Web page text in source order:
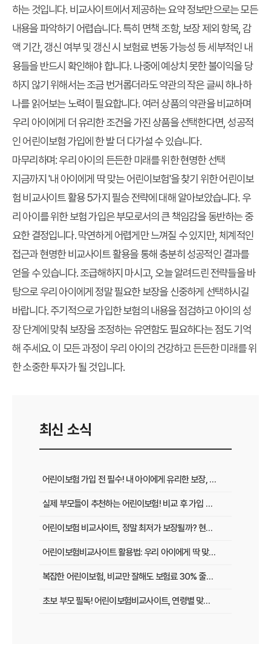
하는 것입니다. 비교사이트에서 제공하는 요약 정보만으로는 모든
내용을 파악하기 어렵습니다. 특히 면책 조항, 보장 제외 항목, 감
액 기간, 갱신 여부 및 갱신 시 보험료 변동 가능성 등 세부적인 내
용들을 반드시 확인해야 합니다. 나중에 예상치 못한 불이익을 당
하지 않기 위해서는 조금 번거롭더라도 약관의 작은 글씨 하나하
나를 읽어보는 노력이 필요합니다. 여러 상품의 약관을 비교하며
우리 아이에게 더 유리한 조건을 가진 상품을 선택한다면, 성공적
인 어린이보험 가입에 한 발 더 다가설 수 있습니다.
마무리하며: 우리 아이의 든든한 미래를 위한 현명한 선택
지금까지 '내 아이에게 딱 맞는 어린이보험'을 찾기 위한 어린이보
험 비교사이트 활용 5가지 필승 전략에 대해 알아보았습니다. 우
리 아이를 위한 보험 가입은 부모로서의 큰 책임감을 동반하는 중
요한 결정입니다. 막연하게 어렵게만 느껴질 수 있지만, 체계적인
접근과 현명한 비교사이트 활용을 통해 충분히 성공적인 결과를
얻을 수 있습니다. 조급해하지 마시고, 오늘 알려드린 전략들을 바
탕으로 우리 아이에게 정말 필요한 보장을 신중하게 선택하시길
바랍니다. 주기적으로 가입한 보험의 내용을 점검하고 아이의 성
장 단계에 맞춰 보장을 조정하는 유연함도 필요하다는 점도 기억
해 주세요. 이 모든 과정이 우리 아이의 건강하고 든든한 미래를 위
한 소중한 투자가 될 것입니다.
최신 소식
어린이보험 가입 전 필수! 내 아이에게 유리한 보장, 비교로 찾아내는 법
실제 부모들이 추천하는 어린이보험! 비교 후 가입 전 꼭 확인할 5가지
어린이보험 비교사이트, 정말 최저가 보장될까? 현명한 선택 기준 3가지
어린이보험비교사이트 활용법: 우리 아이에게 딱 맞는 보험료, 이렇게 찾아보세요!
복잡한 어린이보험, 비교만 잘해도 보험료 30% 줄이는 특급 노하우
초보 부모 필독! 어린이보험비교사이트, 연령별 맞춤 보장 핵심 비교 가이드